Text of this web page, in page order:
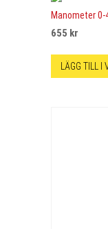
Manometer 0-
655 kr
LÄGG TILL I